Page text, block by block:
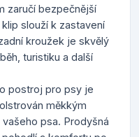
zaručí bezpečnější
slouží k zastavení
kroužek je skvělý
turistiku a další
postroj pro psy je
měkkým
psa. Prodyšná